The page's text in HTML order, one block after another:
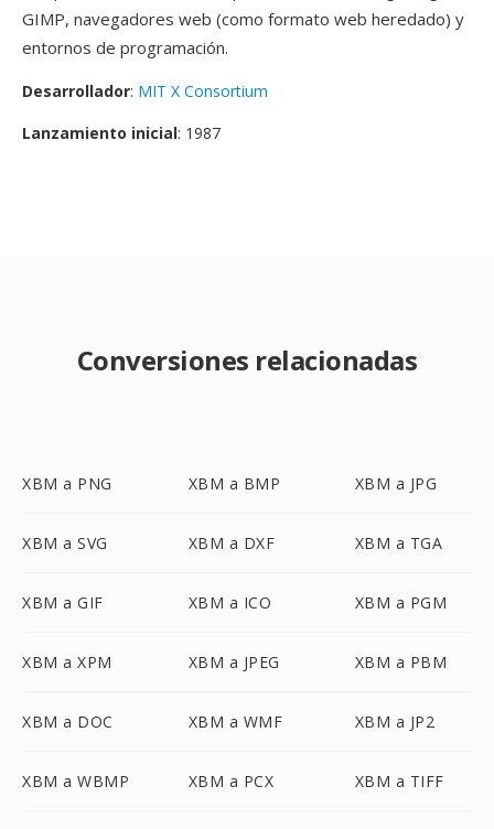
GIMP, navegadores web (como formato web heredado) y
entornos de programación.
Desarrollador: MIT X Consortium
Lanzamiento inicial: 1987
Conversiones relacionadas
XBM a PNG XBM a BMP XBM a JPG
XBM a SVG XBM a DXF XBM a TGA
XBM a GIF XBM a ICO XBM a PGM
XBM a XPM XBM a JPEG XBM a PBM
XBM a DOC XBM a WMF XBM a JP2
XBM a WBMP XBM a PCX XBM a TIFF